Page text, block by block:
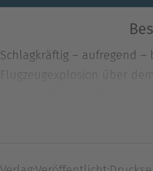
Schlagkräftig – aufregend –
Flugzeugexplosion über